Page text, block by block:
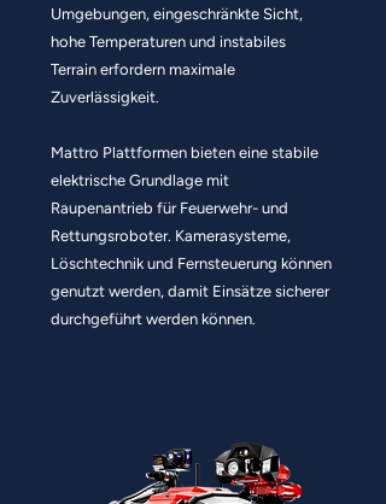
Umgebungen, eingeschränkte Sicht,
hohe Temperaturen und instabiles
Terrain erfordern maximale
Zuverlässigkeit.
Mattro Plattformen bieten eine stabile
elektrische Grundlage mit
Raupenantrieb für Feuerwehr- und
Rettungsroboter. Kamerasysteme,
Löschtechnik und Fernsteuerung können
genutzt werden, damit Einsätze sicherer
durchgeführt werden können.